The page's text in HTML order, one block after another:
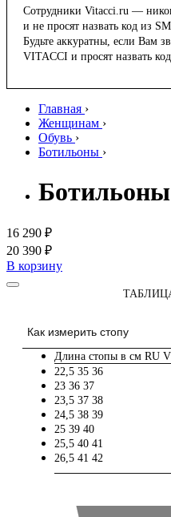
Сотрудники Vitacci.ru —
и не просят назвать код из
Будьте аккуратны, если Вам
VITACCI и просят назвать
Главная ›
Женщинам ›
Обувь ›
Ботильоны ›
Ботильоны
16 290 ₽
20 390 ₽
В корзину
Как измерить стопу
Длина стопы в см RU
22,5 35 36
23 36 37
23,5 37 38
24,5 38 39
25 39 40
25,5 40 41
26,5 41 42